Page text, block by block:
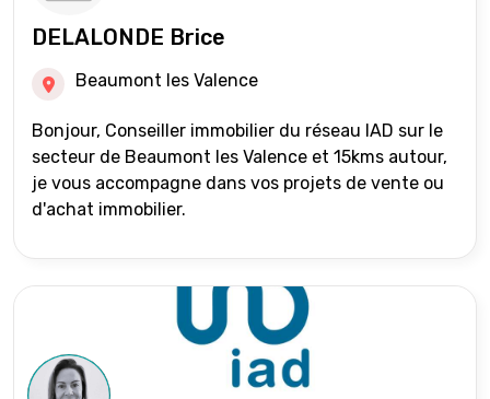
DELALONDE Brice
Beaumont les Valence
Bonjour, Conseiller immobilier du réseau IAD sur le
secteur de Beaumont les Valence et 15kms autour,
je vous accompagne dans vos projets de vente ou
d'achat immobilier.